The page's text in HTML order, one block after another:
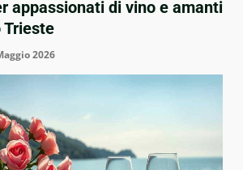
appassionati di vino e amanti
2026